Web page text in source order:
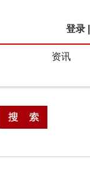
登录
资讯